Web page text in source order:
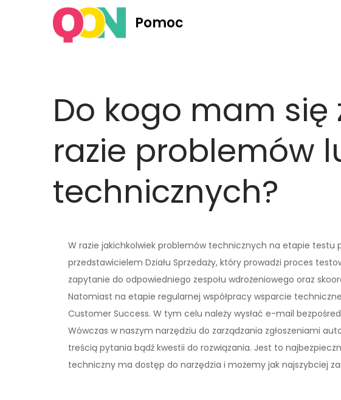
Pomoc
Do kogo mam się
razie problemów
technicznych?
W razie jakichkolwiek problemów technicznych na etapie testu
przedstawicielem Działu Sprzedaży, który prowadzi proces
zapytanie do odpowiedniego zespołu wdrożeniowego oraz
Natomiast na etapie regularnej współpracy wsparcie
Customer Success. W tym celu należy wysłać e-mail
Wówczas w naszym narzędziu do zarządzania zgłoszeniami
treścią pytania bądź kwestii do rozwiązania. Jest to
techniczny ma dostęp do narzędzia i możemy jak najszybciej